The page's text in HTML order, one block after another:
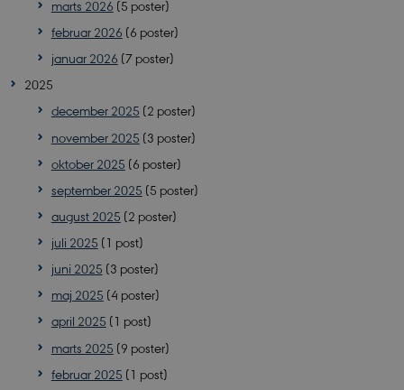
marts 2026 (5 poster)
februar 2026 (6 poster)
januar 2026 (7 poster)
2025
december 2025 (2 poster)
november 2025 (3 poster)
oktober 2025 (6 poster)
september 2025 (5 poster)
august 2025 (2 poster)
juli 2025 (1 post)
juni 2025 (3 poster)
maj 2025 (4 poster)
april 2025 (1 post)
marts 2025 (9 poster)
februar 2025 (1 post)